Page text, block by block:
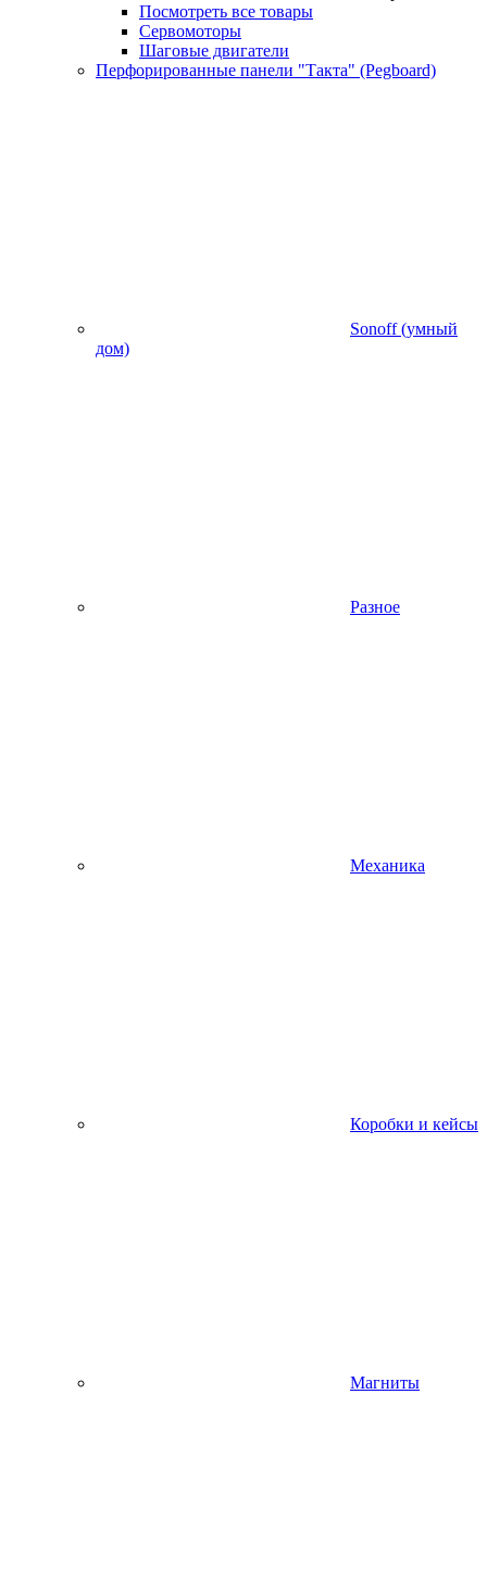
Посмотреть все товары
Сервомоторы
Шаговые двигатели
Перфорированные панели "Такта" (Pegboard)
Sonoff (умный
дом)
Разное
Механика
Коробки и кейсы
Магниты